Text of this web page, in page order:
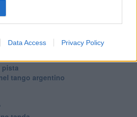
Data Access Privacy Policy
anche:
di Maria Caruso
pista
tango argentino